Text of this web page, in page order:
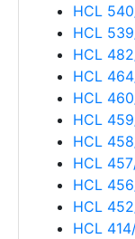
HCL
HCL
HCL
HCL
HCL
HCL
HCL
HCL
HCL
HCL
HCL